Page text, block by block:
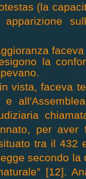
(la
la
vista, faceva
e
per aver
tra il 432
secondo la
[12].